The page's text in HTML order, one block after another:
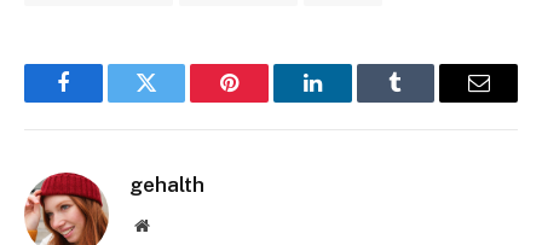
FacebookTwitter Pinterest LinkedInTumblr Email
gehalth
Website